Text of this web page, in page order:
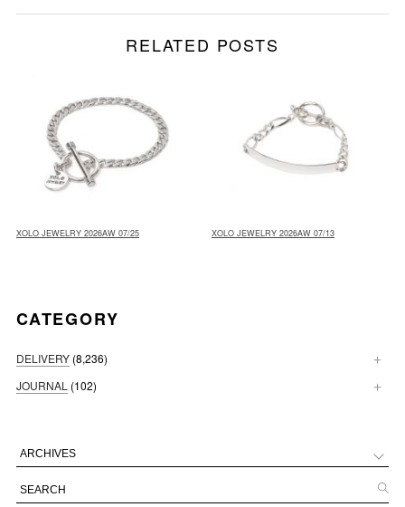
RELATED POSTS
XOLO JEWELRY 2026AW 07/25 XOLO JEWELRY 2026AW 07/13
CATEGORY
DELIVERY (8,236)
JOURNAL (102)